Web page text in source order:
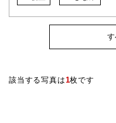
該当する写真は1枚です